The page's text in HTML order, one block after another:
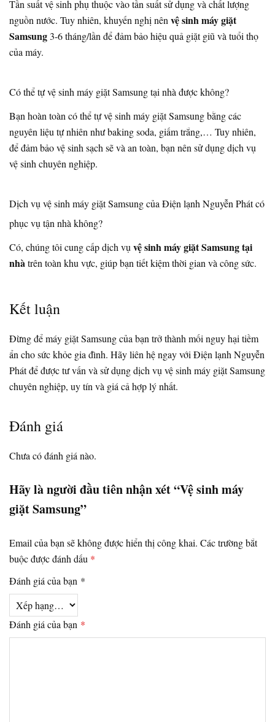
Tần suất vệ sinh phụ thuộc vào tần suất sử dụng và chất lượng
nguồn nước. Tuy nhiên, khuyến nghị nên vệ sinh máy giặt
Samsung3-6 tháng/lần để đảm bảo hiệu quả giặt giũ và tuổi thọ
của máy.
Có thể tự vệ sinh máy giặt Samsung tại nhà được không?
Bạn hoàn toàn có thể tự vệ sinh máy giặt Samsung bằng các
nguyên liệu tự nhiên như baking soda, giấm trắng,… Tuy nhiên,
để đảm bảo vệ sinh sạch sẽ và an toàn, bạn nên sử dụng dịch vụ
vệ sinh chuyên nghiệp.
Dịch vụ vệ sinh máy giặt Samsung của Điện lạnh Nguyễn Phát có
phục vụ tận nhà không?
Có, chúng tôi cung cấp dịch vụ vệ sinh máy giặt Samsung tại
nhà trên toàn khu vực, giúp bạn tiết kiệm thời gian và công sức.
Kết luận
Đừng để máy giặt Samsung của bạn trở thành mối nguy hại tiềm
ẩn cho sức khỏe gia đình. Hãy liên hệ ngay với Điện lạnh Nguyễn
Phát để được tư vấn và sử dụng dịch vụ vệ sinh máy giặt Samsung
chuyên nghiệp, uy tín và giá cả hợp lý nhất.
Đánh giá
Chưa có đánh giá nào.
Hãy là người đầu tiên nhận xét “Vệ sinh máy
giặt Samsung”
Email của bạn sẽ không được hiển thị công khai. Các trường bắt
buộc được đánh dấu *
Đánh giá của bạn *
Đánh giá của bạn *